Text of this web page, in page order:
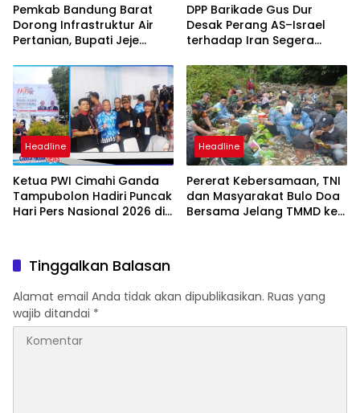
Pemkab Bandung Barat
Dorong Infrastruktur Air
Pertanian, Bupati Jeje
Strategis di Rakornas
Kementan
DPP Barikade Gus Dur
Desak Perang AS–Israel
terhadap Iran Segera
Sipil
Headline
Ketua PWI Cimahi Ganda
Tampubolon Hadiri Puncak
Hari Pers Nasional 2026 di
Headline
Pererat Kebersamaan, TNI
dan Masyarakat Bulo Doa
Bersama Jelang TMMD ke-
Tinggalkan Balasan
Alamat email Anda tidak akan dipublikasikan. Ruas yang
wajib ditandai *